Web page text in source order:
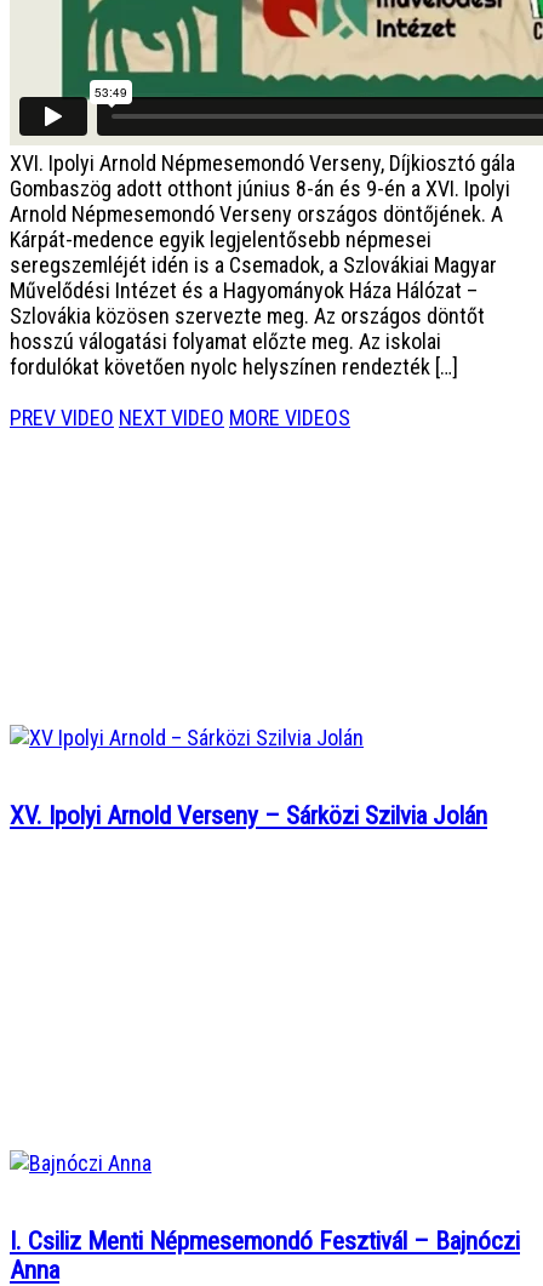
XVI. Ipolyi Arnold Népmesemondó Verseny, Díjkiosztó gála
Gombaszög adott otthont június 8-án és 9-én a XVI. Ipolyi
Arnold Népmesemondó Verseny országos döntőjének. A
Kárpát-medence egyik legjelentősebb népmesei
seregszemléjét idén is a Csemadok, a Szlovákiai Magyar
Művelődési Intézet és a Hagyományok Háza Hálózat –
Szlovákia közösen szervezte meg. Az országos döntőt
hosszú válogatási folyamat előzte meg. Az iskolai
fordulókat követően nyolc helyszínen rendezték […]
PREV VIDEO NEXT VIDEO MORE VIDEOS
XV. Ipolyi Arnold Verseny – Sárközi Szilvia Jolán
I. Csiliz Menti Népmesemondó Fesztivál – Bajnóczi
Anna